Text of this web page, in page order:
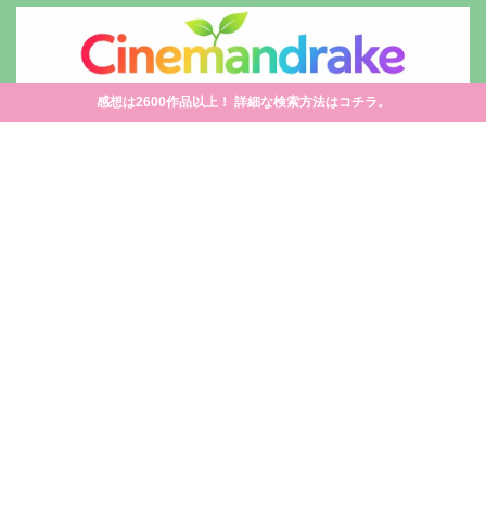
感想は2600作品以上！ 詳細な検索方法はコチラ。